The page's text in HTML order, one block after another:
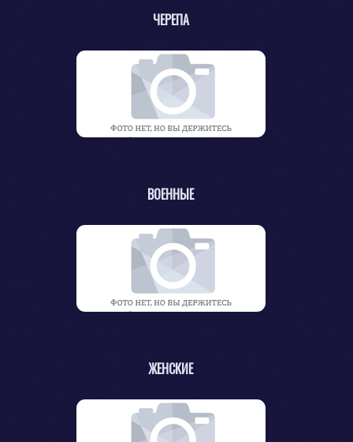
ЧЕРЕПА
ВОЕННЫЕ
ЖЕНСКИЕ